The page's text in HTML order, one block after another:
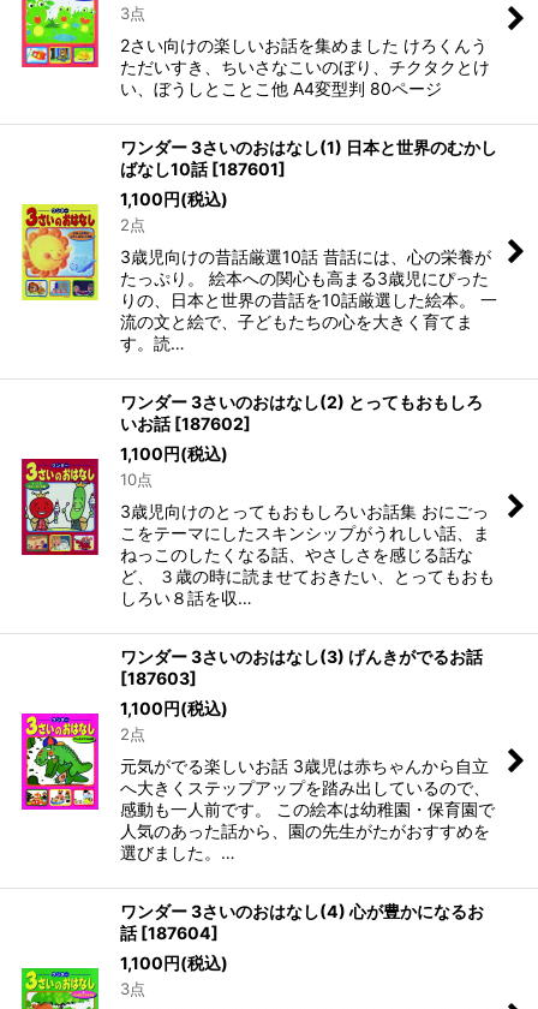
3点
2さい向けの楽しいお話を集めました けろくんう
ただいすき、ちいさなこいのぼり、チクタクとけ
い、ぼうしとことこ他 A4変型判 80ページ
ワンダー 3さいのおはなし(1) 日本と世界のむかし
ばなし10話 [187601]
1,100円(税込)
2点
3歳児向けの昔話厳選10話 昔話には、心の栄養が
たっぷり。 絵本への関心も高まる3歳児にぴった
りの、日本と世界の昔話を10話厳選した絵本。 一
流の文と絵で、子どもたちの心を大きく育てま
す。読…
ワンダー 3さいのおはなし(2) とってもおもしろ
いお話 [187602]
1,100円(税込)
10点
3歳児向けのとってもおもしろいお話集 おにごっ
こをテーマにしたスキンシップがうれしい話、ま
ねっこのしたくなる話、やさしさを感じる話な
ど、 ３歳の時に読ませておきたい、とってもおも
しろい８話を収…
ワンダー 3さいのおはなし(3) げんきがでるお話
[187603]
1,100円(税込)
2点
元気がでる楽しいお話 3歳児は赤ちゃんから自立
へ大きくステップアップを踏み出しているので、
感動も一人前です。 この絵本は幼稚園・保育園で
人気のあった話から、園の先生がたがおすすめを
選びました。…
ワンダー 3さいのおはなし(4) 心が豊かになるお
話 [187604]
1,100円(税込)
3点